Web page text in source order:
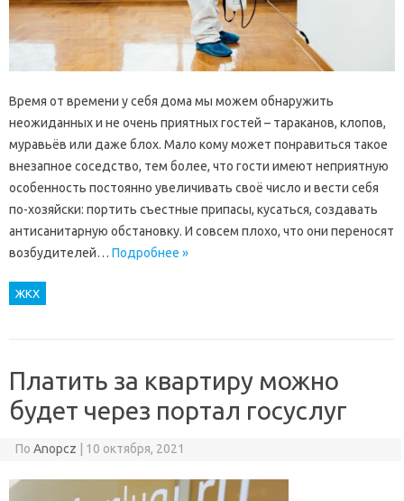
Время от времени у себя дома мы можем обнаружить
неожиданных и не очень приятных гостей – тараканов, клопов,
муравьёв или даже блох. Мало кому может понравиться такое
внезапное соседство, тем более, что гости имеют неприятную
особенность постоянно увеличивать своё число и вести себя
по-хозяйски: портить съестные припасы, кусаться, создавать
антисанитарную обстановку. И совсем плохо, что они переносят
возбудителей… Подробнее »
ЖКХ
Платить за квартиру можно
будет через портал госуслуг
По Anopcz 10 октября, 2021